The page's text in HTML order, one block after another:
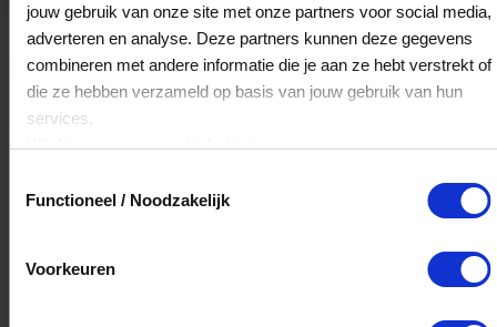
jouw gebruik van onze site met onze partners voor social media,
adverteren en analyse. Deze partners kunnen deze gegevens
combineren met andere informatie die je aan ze hebt verstrekt of
die ze hebben verzameld op basis van jouw gebruik van hun
services.
Klikhiervoor ons cookiebeleid.
Functioneel / Noodzakelijk
Voorkeuren
Veelgestelde Vragen
Kan ik het saldo in delen besteden?
Het volledige saldo op de VVV cadeaukaart